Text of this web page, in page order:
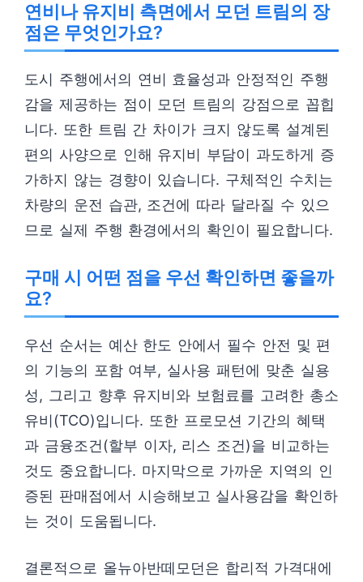
연비나 유지비 측면에서 모던 트림의 장
점은 무엇인가요?
도시 주행에서의 연비 효율성과 안정적인 주행
감을 제공하는 점이 모던 트림의 강점으로 꼽힙
니다. 또한 트림 간 차이가 크지 않도록 설계된
편의 사양으로 인해 유지비 부담이 과도하게 증
가하지 않는 경향이 있습니다. 구체적인 수치는
차량의 운전 습관, 조건에 따라 달라질 수 있으
므로 실제 주행 환경에서의 확인이 필요합니다.
구매 시 어떤 점을 우선 확인하면 좋을까
요?
우선 순서는 예산 한도 안에서 필수 안전 및 편
의 기능의 포함 여부, 실사용 패턴에 맞춘 실용
성, 그리고 향후 유지비와 보험료를 고려한 총소
유비(TCO)입니다. 또한 프로모션 기간의 혜택
과 금융조건(할부 이자, 리스 조건)을 비교하는
것도 중요합니다. 마지막으로 가까운 지역의 인
증된 판매점에서 시승해보고 실사용감을 확인하
는 것이 도움됩니다.
결론적으로 올뉴아반떼모던은 합리적 가격대에